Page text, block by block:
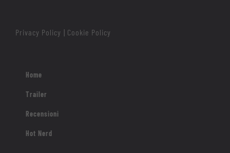
Privacy Policy Cookie Policy
Home
Trailer
Recensioni
Hot Nerd